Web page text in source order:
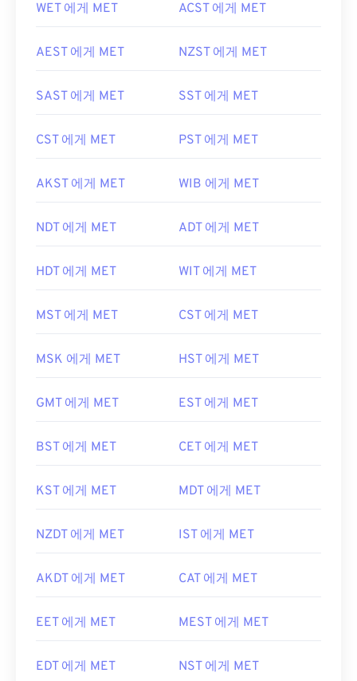
WET 에게 MET ACST 에게 MET
AEST 에게 MET NZST 에게 MET
SAST 에게 MET SST 에게 MET
CST 에게 MET PST 에게 MET
AKST 에게 MET WIB 에게 MET
NDT 에게 MET ADT 에게 MET
HDT 에게 MET WIT 에게 MET
MST 에게 MET CST 에게 MET
MSK 에게 MET HST 에게 MET
GMT 에게 MET EST 에게 MET
BST 에게 MET CET 에게 MET
KST 에게 MET MDT 에게 MET
NZDT 에게 MET IST 에게 MET
AKDT 에게 MET CAT 에게 MET
EET 에게 MET MEST 에게 MET
EDT 에게 MET NST 에게 MET